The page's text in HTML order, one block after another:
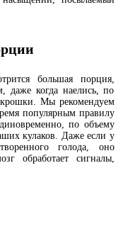
большая порция,
даже когда наелись, по
крошки. Мы рекомендуем
популярным правилу
по объему
кулаков. Даже если у
голода, оно
обработает сигналы,